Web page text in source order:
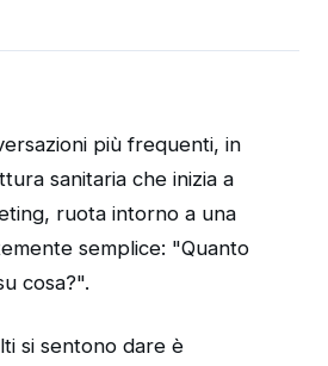
più frequenti, in
sanitaria che inizia a
ruota intorno a una
semplice: "Quanto
cosa?".
si sentono dare è